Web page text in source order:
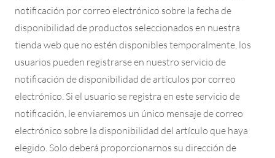
notificación por correo electrónico sobre la fecha de
disponibilidad de productos seleccionados en nuestra
tienda web que no estén disponibles temporalmente, los
usuarios pueden registrarse en nuestro servicio de
notificación de disponibilidad de artículos por correo
electrónico. Si el usuario se registra en este servicio de
notificación, le enviaremos un único mensaje de correo
electrónico sobre la disponibilidad del artículo que haya
elegido. Solo deberá proporcionarnos su dirección de